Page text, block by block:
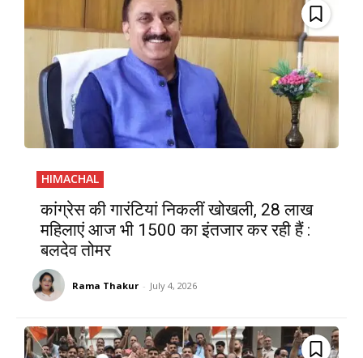
HIMACHAL
कांग्रेस की गारंटियां निकलीं खोखली, 28 लाख
महिलाएं आज भी ₹1500 का इंतजार कर रही हैं :
बलदेव तोमर
Rama Thakur - July 4, 2026